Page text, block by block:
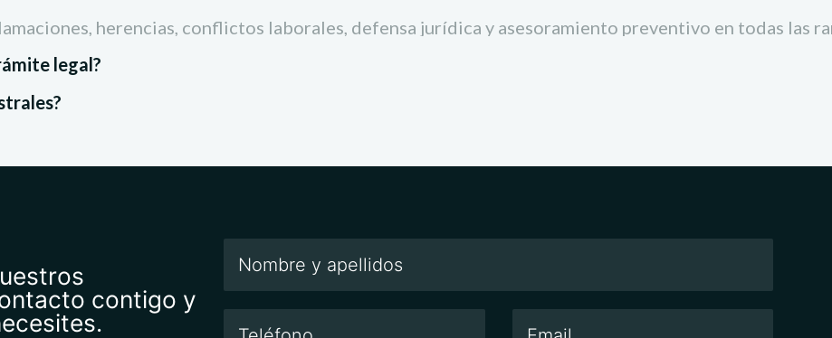
herencias, conflictos laborales, defensa jurídica y asesoramiento preventivo en todas las
legal?
contigo y